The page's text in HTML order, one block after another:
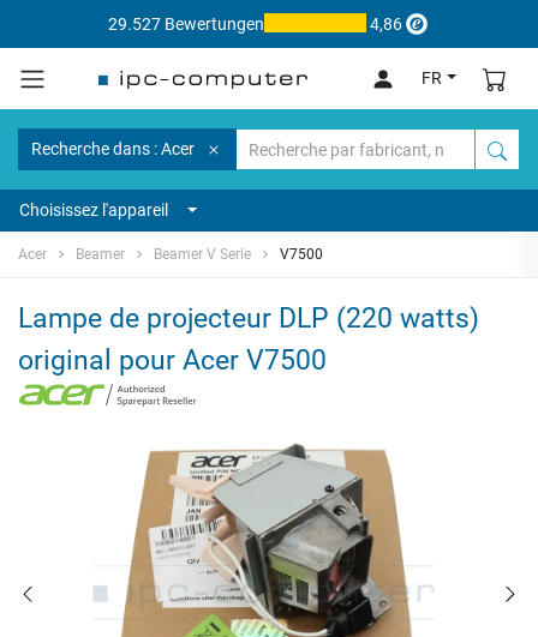
29.527 Bewertungen 4,86
FR
Recherche dans : Acer
Choisissez l'appareil
Acer Beamer Beamer V Serie V7500
Lampe de projecteur DLP (220 watts)
original pour Acer V7500